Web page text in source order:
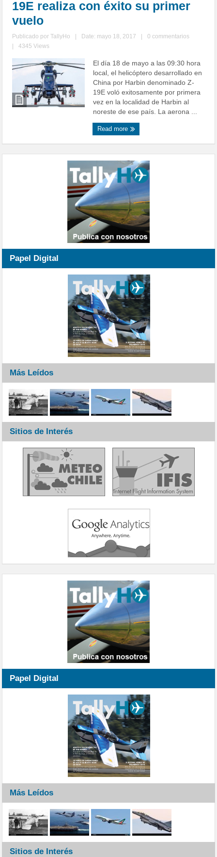
19E realiza con éxito su primer
vuelo
Publicado porTallyHo Date: mayo 18, 2017
0 commentarios
4345 Views
El día 18 de mayo a las 09:30 hora
local, el helicóptero desarrollado en
China por Harbin denominado Z-
19E voló exitosamente por primera
vez en la localidad de Harbin al
noreste de ese país. La aerona ...
Read more
Papel Digital
Más Leídos
Sitios de Interés
Papel Digital
Más Leídos
Sitios de Interés